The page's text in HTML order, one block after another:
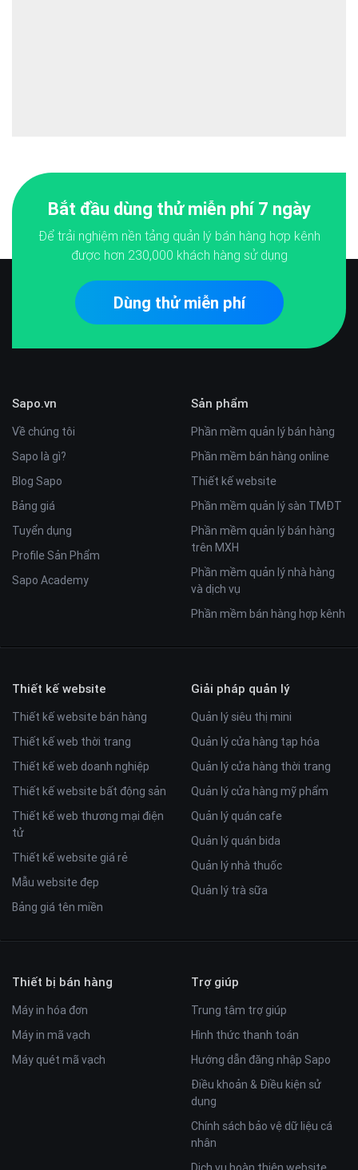
Bắt đầu dùng thử miễn phí 7 ngày
Để trải nghiệm nền tảng quản lý bán hàng hợp kênh
được hơn 230,000 khách hàng sử dụng
Dùng thử miễn phí
Sapo.vn
Về chúng tôi
Sapo là gì?
Blog Sapo
Bảng giá
Tuyển dụng
Profile Sản Phẩm
Sapo Academy
Sản phẩm
Phần mềm quản lý bán hàng
Phần mềm bán hàng online
Thiết kế website
Phần mềm quản lý sàn TMĐT
Phần mềm quản lý bán hàng
trên MXH
Phần mềm quản lý nhà hàng
và dịch vụ
Phần mềm bán hàng hợp kênh
Thiết kế website
Thiết kế website bán hàng
Thiết kế web thời trang
Thiết kế web doanh nghiệp
Thiết kế website bất động sản
Thiết kế web thương mại điện
tử
Thiết kế website giá rẻ
Mẫu website đẹp
Bảng giá tên miền
Giải pháp quản lý
Quản lý siêu thị mini
Quản lý cửa hàng tạp hóa
Quản lý cửa hàng thời trang
Quản lý cửa hàng mỹ phẩm
Quản lý quán cafe
Quản lý quán bida
Quản lý nhà thuốc
Quản lý trà sữa
Thiết bị bán hàng
Máy in hóa đơn
Máy in mã vạch
Máy quét mã vạch
Trợ giúp
Trung tâm trợ giúp
Hình thức thanh toán
Hướng dẫn đăng nhập Sapo
Điều khoản & Điều kiện sử
dụng
Chính sách bảo vệ dữ liệu cá
nhân